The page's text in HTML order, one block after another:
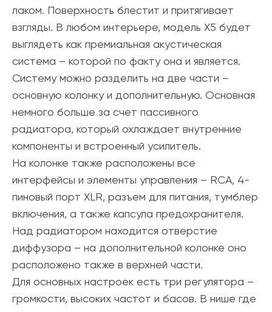
лаком. Поверхность блестит и притягивает
взгляды. В любом интерьере, модель X5 будет
выглядеть как премиальная акустическая
система – которой по факту она и является.
Систему можно разделить на две части –
основную колонку и дополнительную. Основная
немного больше за счет пассивного
радиатора, который охлаждает внутренние
компоненты и встроенный усилитель.
На колонке также расположены все
интерфейсы и элементы управления – RCA, 4-
пиновый порт XLR, разъем для питания, тумблер
включения, а также капсула предохранителя.
Над радиатором находится отверстие
диффузора – на дополнительной колонке оно
расположено также в верхней части.
Для основных настроек есть три регулятора –
громкости, высоких частот и басов. В нише где